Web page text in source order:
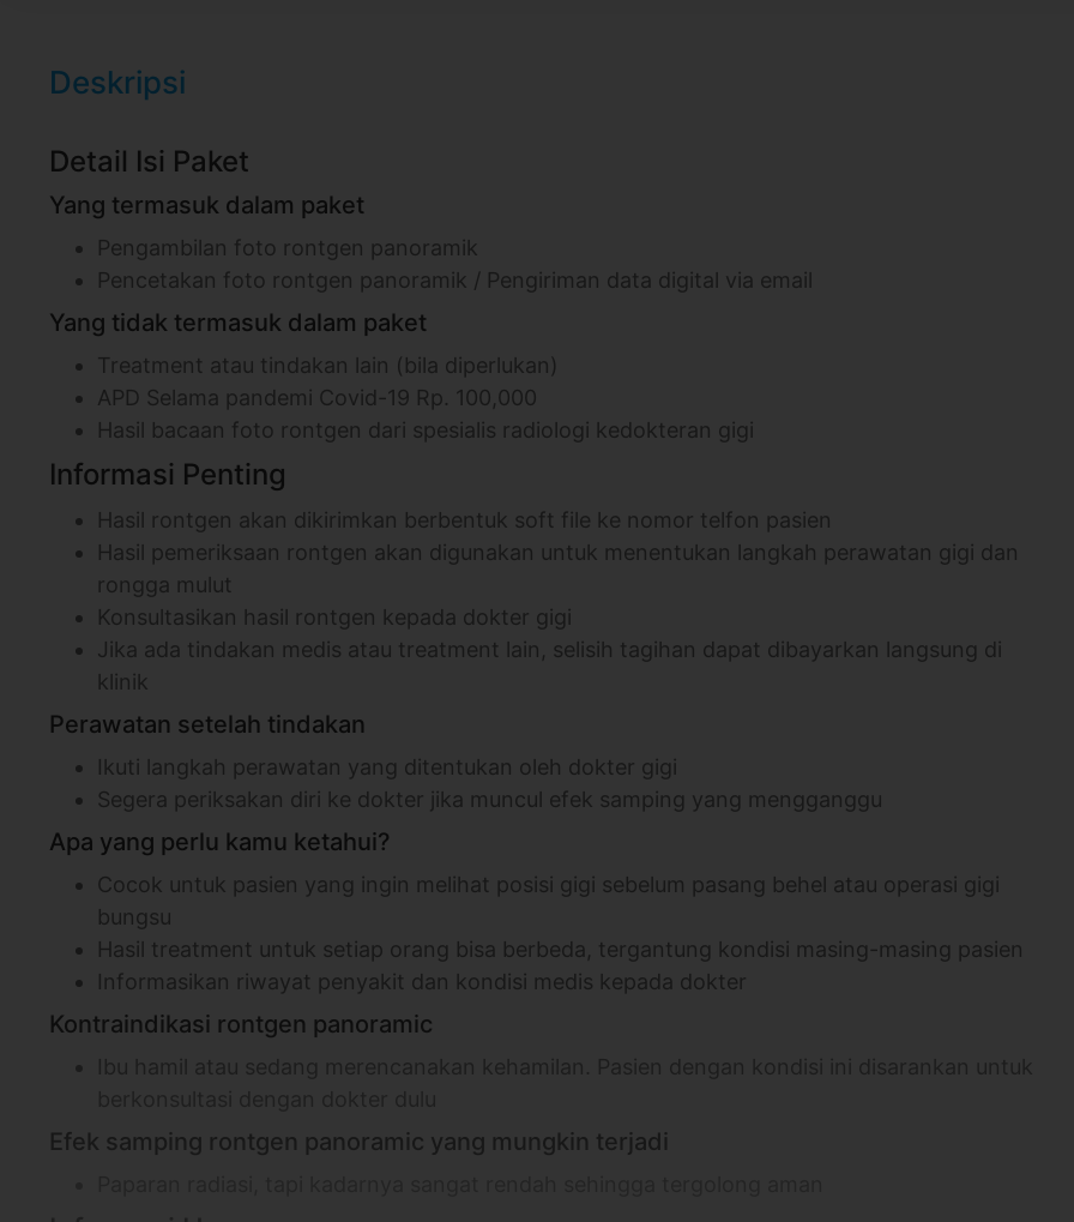
Deskripsi
Detail Isi Paket
Yang termasuk dalam paket
Pengambilan foto rontgen panoramik
Pencetakan foto rontgen panoramik / Pengiriman data digital via email
Yang tidak termasuk dalam paket
Treatment atau tindakan lain (bila diperlukan)
APD Selama pandemi Covid-19 Rp. 100,000
Hasil bacaan foto rontgen dari spesialis radiologi kedokteran gigi
Informasi Penting
Hasil rontgen akan dikirimkan berbentuk soft file ke nomor telfon pasien
Hasil pemeriksaan rontgen akan digunakan untuk menentukan langkah perawatan gigi dan
rongga mulut
Konsultasikan hasil rontgen kepada dokter gigi
Jika ada tindakan medis atau treatment lain, selisih tagihan dapat dibayarkan langsung di
klinik
Perawatan setelah tindakan
Ikuti langkah perawatan yang ditentukan oleh dokter gigi
Segera periksakan diri ke dokter jika muncul efek samping yang mengganggu
Apa yang perlu kamu ketahui?
Cocok untuk pasien yang ingin melihat posisi gigi sebelum pasang behel atau operasi gigi
bungsu
Hasil treatment untuk setiap orang bisa berbeda, tergantung kondisi masing-masing pasien
Informasikan riwayat penyakit dan kondisi medis kepada dokter
Kontraindikasi rontgen panoramic
Ibu hamil atau sedang merencanakan kehamilan. Pasien dengan kondisi ini disarankan untuk
Efek samping rontgen panoramic yang mungkin terjadi